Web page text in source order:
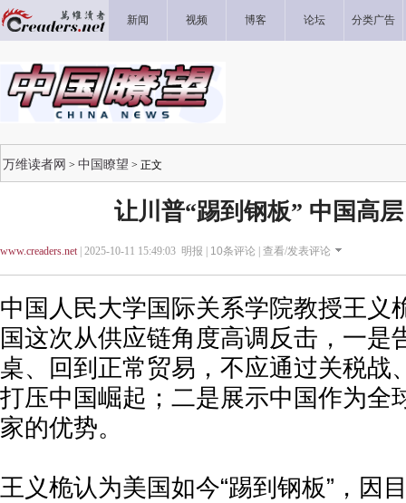
新闻 视频 博客 论坛 分类广告
万维读者网 > 中国瞭望 > 正文
让川普“踢到钢板” 中国高
www.creaders.net| 2025-10-11 15:49:03 明报 | 10条评论 | 查看/发表评论
中国人民大学国际关系学院教授王义
国这次从供应链角度高调反击，一是
桌、回到正常贸易，不应通过关税战
打压中国崛起；二是展示中国作为全
家的优势。
王义桅认为美国如今“踢到钢板”，因